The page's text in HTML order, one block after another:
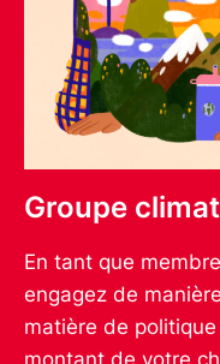
Groupe climat
En tant que
engagez de
matière de
montant de votre